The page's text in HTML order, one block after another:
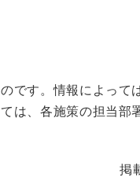
です。情報によって
は、各施策の担当部
掲